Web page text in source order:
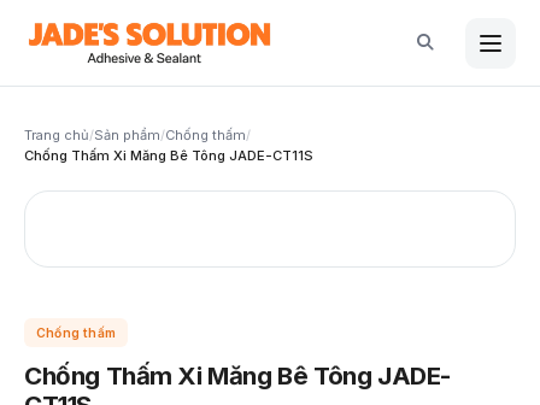
Trang chủ/Sản phẩm/Chống thấm/
Chống Thấm Xi Măng Bê Tông JADE-CT11S
Chống thấm
Chống Thấm Xi Măng Bê Tông JADE-